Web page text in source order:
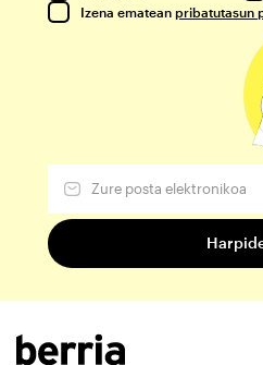
Izena ematean pribatutasun